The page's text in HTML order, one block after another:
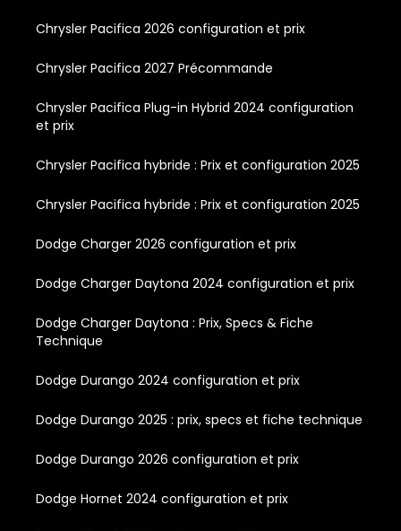
Chrysler Pacifica 2026 configuration et prix
Chrysler Pacifica 2027 Précommande
Chrysler Pacifica Plug-in Hybrid 2024 configuration
et prix
Chrysler Pacifica hybride : Prix et configuration 2025
Chrysler Pacifica hybride : Prix et configuration 2025
Dodge Charger 2026 configuration et prix
Dodge Charger Daytona 2024 configuration et prix
Dodge Charger Daytona : Prix, Specs & Fiche
Technique
Dodge Durango 2024 configuration et prix
Dodge Durango 2025 : prix, specs et fiche technique
Dodge Durango 2026 configuration et prix
Dodge Hornet 2024 configuration et prix